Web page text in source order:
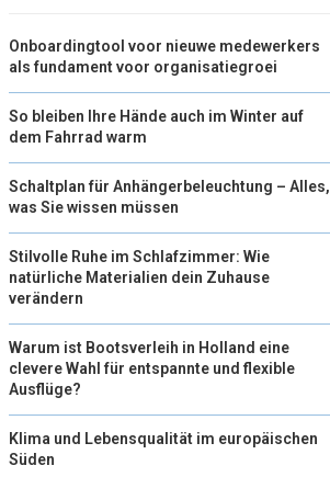
Onboardingtool voor nieuwe medewerkers
als fundament voor organisatiegroei
So bleiben Ihre Hände auch im Winter auf
dem Fahrrad warm
Schaltplan für Anhängerbeleuchtung – Alles,
was Sie wissen müssen
Stilvolle Ruhe im Schlafzimmer: Wie
natürliche Materialien dein Zuhause
verändern
Warum ist Bootsverleih in Holland eine
clevere Wahl für entspannte und flexible
Ausflüge?
Klima und Lebensqualität im europäischen
Süden